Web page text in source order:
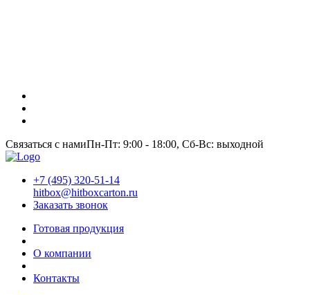
Связаться с намиПн-Пт: 9:00 - 18:00, Сб-Вс: выходной
+7 (495) 320-51-14
hitbox@hitboxcarton.ru
Заказать звонок
Готовая продукция
О компании
Контакты